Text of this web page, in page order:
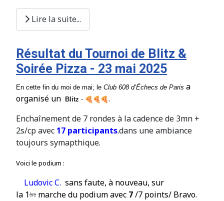
Lire la suite...
Résultat du Tournoi de Blitz &
Soirée Pizza - 23 mai 2025
En cette fin du moi de mai; le Club 608d’Échecs de Paris a
organisé un
Blitz -
.
Enchaînement de 7 rondes à la cadence de 3mn +
2s/cp avec 17 participants.dans une ambiance
toujours symapthique.
Voici le podium :
Ludovic C. sans faute, à nouveau, sur
la 1ère marche du podium avec 7/7 points/ Bravo.